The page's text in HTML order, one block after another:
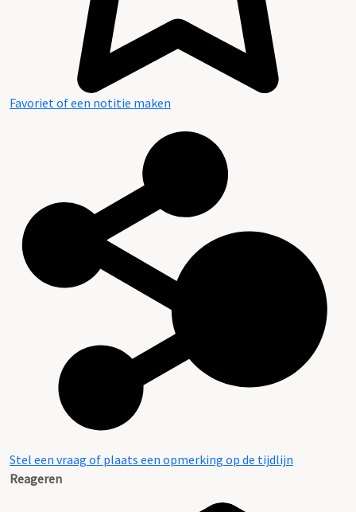
Favoriet of een notitie maken
Stel een vraag of plaats een opmerking op de tijdlijn
Reageren